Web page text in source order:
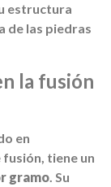
estructura
de las piedras
la fusión
en
tiene un
gramo. Su